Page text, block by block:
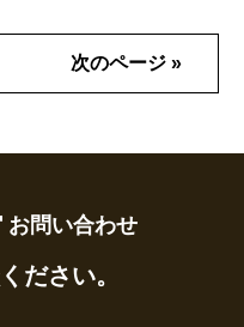
次のページ »
お問い合わせ
ださい。